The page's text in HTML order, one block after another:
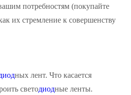
потребностям (покупайте
их стремление к совершенству
ных лент. Что касается
светодиодные ленты.